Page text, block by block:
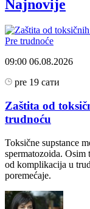
Najnovije
Pre trudnoće
09:00 06.08.2026
pre 19 сати
Zaštita od
trudnoću
Toksične supstance
spermatozoida.
od komplikacija u
poremećaje.